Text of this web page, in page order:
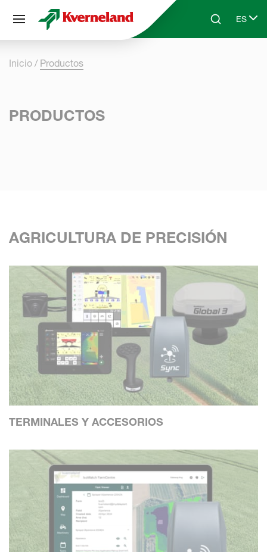
Skip to main contentSearchES
Select
Inicio Productos
PRODUCTOS
AGRICULTURA DE PRECISIÓN
TERMINALES Y ACCESORIOS
Panel de gestión de cookies